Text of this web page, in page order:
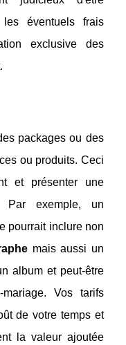
éventuels frais
exclusive des
packages ou des
ou produits. Ceci
et présenter une
Par exemple, un
pourrait inclure non
mais aussi un
album et peut-être
Vos tarifs
de votre temps et
la valeur ajoutée